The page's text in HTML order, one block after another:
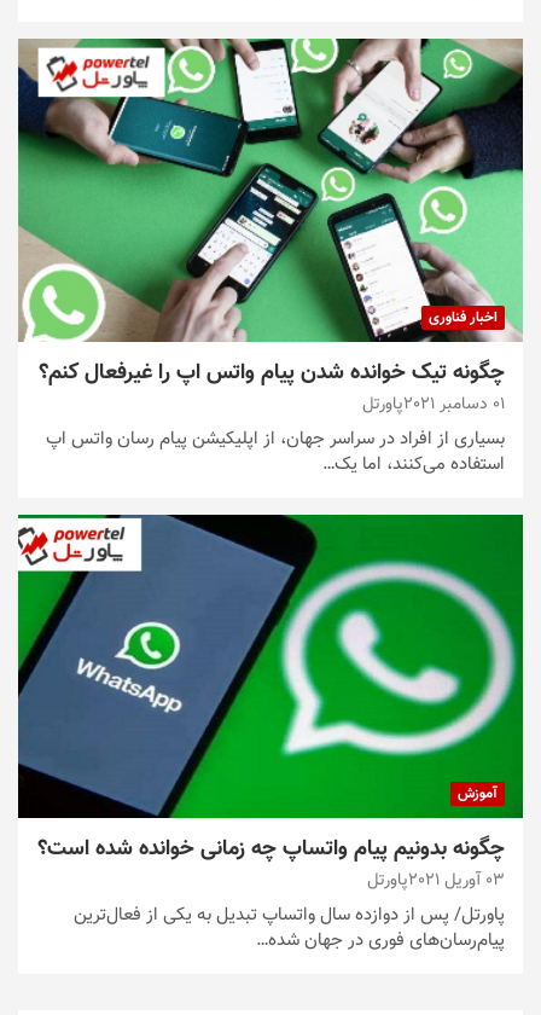
اخبار فناوری
چگونه تیک خوانده شدن پیام واتس اپ را غیرفعال کنم؟
01 دسامبر 2021 پاورتل
بسیاری از افراد در سراسر جهان، از اپلیکیشن پیام رسان واتس اپ
استفاده می‌کنند، اما یک…
آموزش
چگونه بدونیم پیام واتساپ چه زمانی خوانده شده است؟
03 آوریل 2021 پاورتل
پاورتل/ پس از دوازده سال واتساپ تبدیل به یکی از فعال‌ترین
پیام‌رسان‌های فوری در جهان شده…